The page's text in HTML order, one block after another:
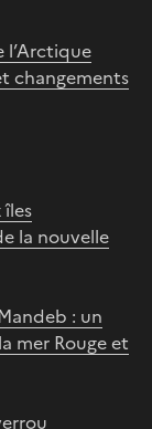
changements
la nouvelle
: un
mer Rouge et